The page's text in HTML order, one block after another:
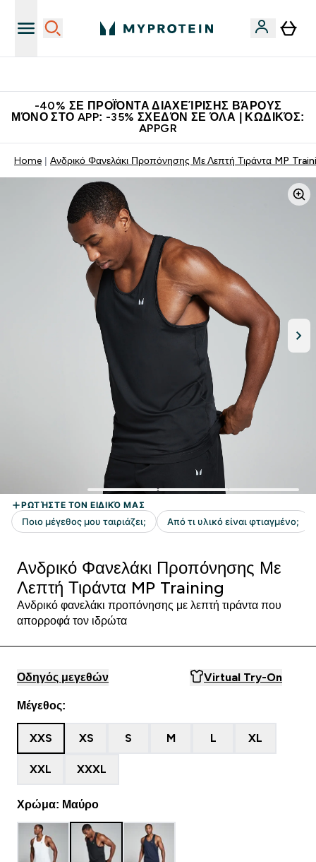
-40% ΣΕ ΠΡΟΪΌΝΤΑ ΔΙΑΧΕΊΡΙΣΗΣ ΒΆΡΟΥΣ
ΜΌΝΟ ΣΤΟ APP: -35% ΣΧΕΔΌΝ ΣΕ ΌΛΑ | ΚΩΔΙΚΌΣ:
APPGR
Home Ανδρικό Φανελάκι Προπόνησης Με Λεπτή Τιράντα MP
Ανδρικό Φανελάκι Προπόνησης Με
Λεπτή Τιράντα MP Training
Ανδρικό φανελάκι προπόνησης με λεπτή τιράντα που
απορροφά τον ιδρώτα
Οδηγός μεγεθών Virtual Try-On
Μέγεθος:
XXS XS S M L XL
XXL XXXL
Χρώμα: Μαύρο